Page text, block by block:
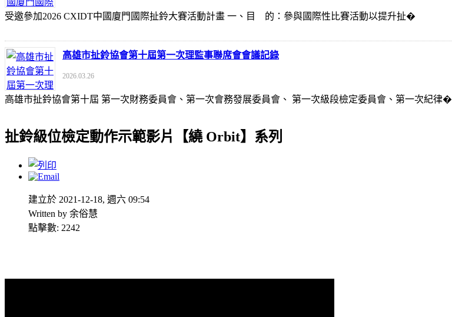
受邀參加2026 CXIDT中國廈門國際扯鈴大賽活動計畫 一、目 的：參與國際性比賽活動以提升扯�
高雄市扯鈴協會第十屆第一次理監事聯席會會議記錄
2026.03.26
高雄市扯鈴協會第十屆 第一次財務委員會、第一次會務發展委員會、 第一次級段檢定委員會、第一次紀律�
扯鈴級位檢定動作示範影片【繞 Orbit】系列
建立於 2021-12-18, 週六 09:54
Written by 余俗慧
點擊數: 2242